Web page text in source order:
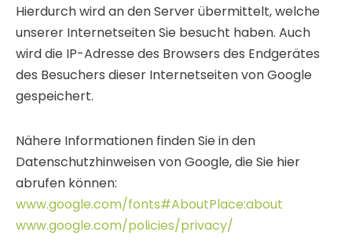
Hierdurch wird an den Server übermittelt, welche
unserer Internetseiten Sie besucht haben. Auch
wird die IP-Adresse des Browsers des Endgerätes
des Besuchers dieser Internetseiten von Google
gespeichert.
Nähere Informationen finden Sie in den
Datenschutzhinweisen von Google, die Sie hier
abrufen können:
www.google.com/fonts#AboutPlace:about
www.google.com/policies/privacy/